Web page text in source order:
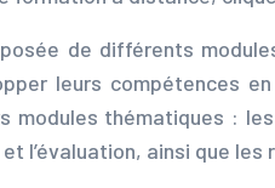
de différents
leurs compétences
modules thématiques :
l’évaluation, ainsi que